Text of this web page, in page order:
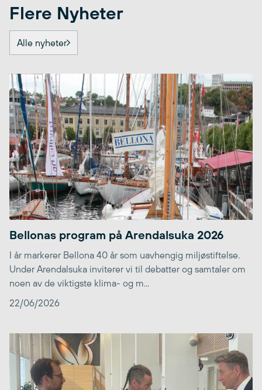
Flere Nyheter
Alle nyheter
Bellonas program på Arendalsuka 2026
I år markerer Bellona 40 år som uavhengig miljøstiftelse.
Under Arendalsuka inviterer vi til debatter og samtaler om
noen av de viktigste klima- og m...
22/06/2026